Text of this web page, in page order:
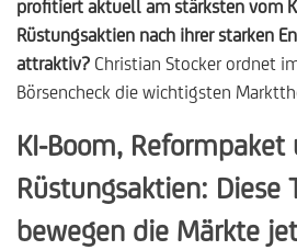
profitiert aktuell am stärksten vom
Rüstungsaktien nach ihrer starken
attraktiv? Christian Stocker ordnet
Börsencheck die wichtigsten
KI-Boom, Reformpaket
Rüstungsaktien: Diese
bewegen die Märkte